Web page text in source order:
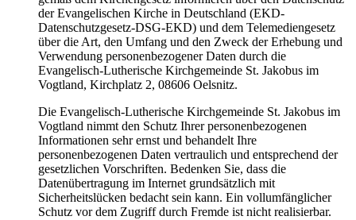
der Evangelischen Kirche in Deutschland (EKD-
Datenschutzgesetz-DSG-EKD) und dem Telemediengesetz
über die Art, den Umfang und den Zweck der Erhebung und
Verwendung personenbezogener Daten durch die
Evangelisch-Lutherische Kirchgemeinde St. Jakobus im
Vogtland, Kirchplatz 2, 08606 Oelsnitz.
Die Evangelisch-Lutherische Kirchgemeinde St. Jakobus im
Vogtland nimmt den Schutz Ihrer personenbezogenen
Informationen sehr ernst und behandelt Ihre
personenbezogenen Daten vertraulich und entsprechend der
gesetzlichen Vorschriften. Bedenken Sie, dass die
Datenübertragung im Internet grundsätzlich mit
Sicherheitslücken bedacht sein kann. Ein vollumfänglicher
Schutz vor dem Zugriff durch Fremde ist nicht realisierbar.